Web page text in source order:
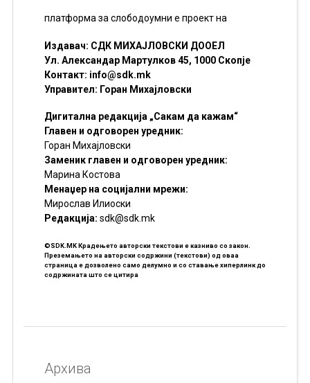
платформа за слободоумни е проект на
Издавач: СДК МИХАЈЛОВСКИ ДООЕЛ
Ул. Александар Мартулков 45, 1000 Скопје
Контакт: info@sdk.mk
Управител: Горан Михајловски
Дигитална редакција „Сакам да кажам“
Главен и одговорен уредник:
Горан Михајловски
Заменик главен и одговорен уредник:
Марина Костова
Менаџер на социјални мрежи:
Мирослав Илиоски
Редакцијa: sdk@sdk.mk
©SDK.MK Крадењето авторски текстови е казниво со закон.
Преземањето на авторски содржини (текстови) од оваа
страница е дозволено само делумно и со ставање хиперлинк до
содржината што се цитира
Архива